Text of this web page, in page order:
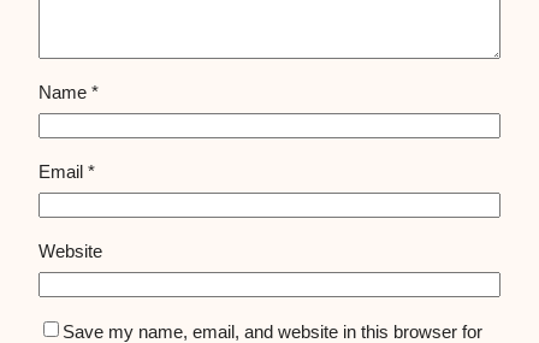
Name *
Email *
Website
Save my name, email, and website in this browser for